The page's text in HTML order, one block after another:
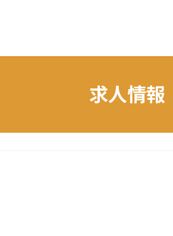
求人情報